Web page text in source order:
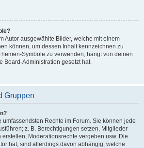
Autor ausgewählte Bilder, welche mit einem
können, um dessen Inhalt kennzeichnen zu
Symbole zu verwenden, hängt von deinen
Board-Administration gesetzt hat.
Gruppen
Rechte im Forum. Sie können jede
z. B. Berechtigungen setzen, Mitglieder
Moderationsrechte vergeben usw. Die
hat, sind allerdings davon abhängig, welche